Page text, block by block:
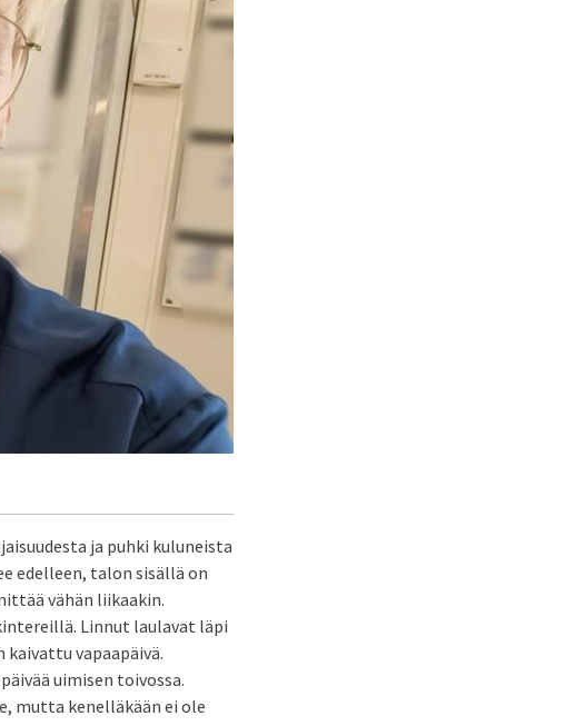
ja puhki kuluneista
edelleen, talon sisällä on
vähän liikaakin.
Linnut laulavat läpi
kaivattu vapaapäivä.
uimisen toivossa.
mutta kenelläkään ei ole